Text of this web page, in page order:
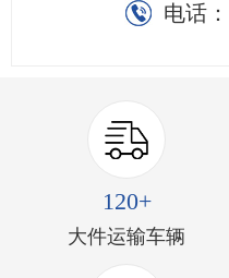
电话：
120+
大件运输车辆